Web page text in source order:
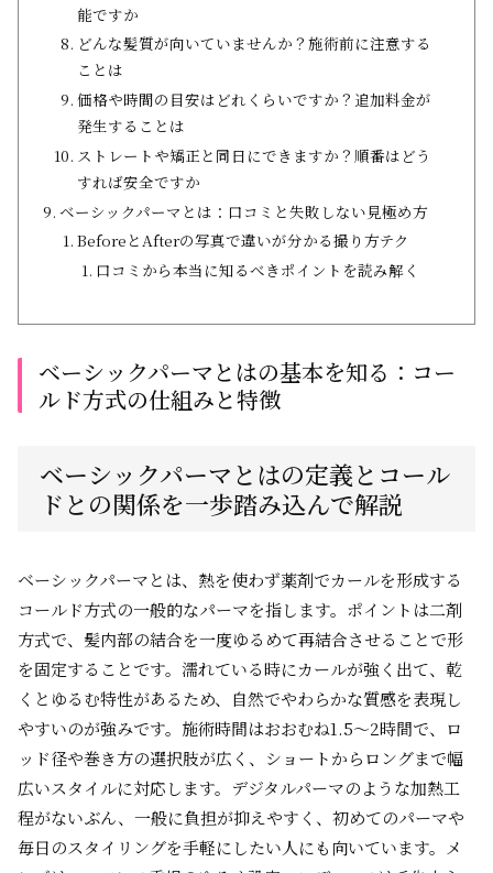
能ですか
どんな髪質が向いていませんか？施術前に注意する
ことは
価格や時間の目安はどれくらいですか？追加料金が
発生することは
ストレートや矯正と同日にできますか？順番はどう
すれば安全ですか
ベーシックパーマとは：口コミと失敗しない見極め方
BeforeとAfterの写真で違いが分かる撮り方テク
口コミから本当に知るべきポイントを読み解く
ベーシックパーマとはの基本を知る：コー
ルド方式の仕組みと特徴
ベーシックパーマとはの定義とコール
ドとの関係を一歩踏み込んで解説
ベーシックパーマとは、熱を使わず薬剤でカールを形成する
コールド方式の一般的なパーマを指します。ポイントは二剤
方式で、髪内部の結合を一度ゆるめて再結合させることで形
を固定することです。濡れている時にカールが強く出て、乾
くとゆるむ特性があるため、自然でやわらかな質感を表現し
やすいのが強みです。施術時間はおおむね1.5〜2時間で、ロ
ッド径や巻き方の選択肢が広く、ショートからロングまで幅
広いスタイルに対応します。デジタルパーマのような加熱工
程がないぶん、一般に負担が抑えやすく、初めてのパーマや
毎日のスタイリングを手軽にしたい人にも向いています。メ